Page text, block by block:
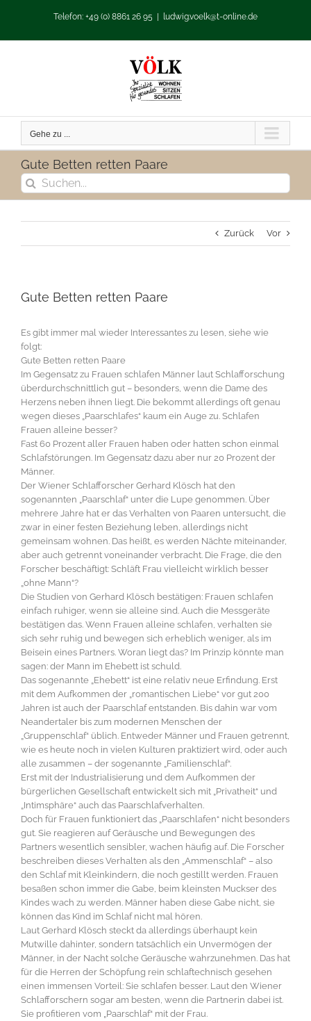
Telefon: +49 (0) 8861 26 95 ludwig.voelk@t-online.de
Gehe zu ...
Gute Betten retten Paare
Suche
nach:
Zurück Vor
Gute Betten retten Paare
Es gibt immer mal wieder Interessantes zu lesen, siehe wie
folgt:
Gute Betten retten Paare
Im Gegensatz zu Frauen schlafen Männer laut Schlafforschung
überdurchschnittlich gut – besonders, wenn die Dame des
Herzens neben ihnen liegt. Die bekommt allerdings oft genau
wegen dieses „Paarschlafes“ kaum ein Auge zu. Schlafen
Frauen alleine besser?
Fast 60 Prozent aller Frauen haben oder hatten schon einmal
Schlafstörungen. Im Gegensatz dazu aber nur 20 Prozent der
Männer.
Der Wiener Schlafforscher Gerhard Klösch hat den
sogenannten „Paarschlaf“ unter die Lupe genommen. Über
mehrere Jahre hat er das Verhalten von Paaren untersucht, die
zwar in einer festen Beziehung leben, allerdings nicht
gemeinsam wohnen. Das heißt, es werden Nächte miteinander,
aber auch getrennt voneinander verbracht. Die Frage, die den
Forscher beschäftigt: Schläft Frau vielleicht wirklich besser
„ohne Mann“?
Die Studien von Gerhard Klösch bestätigen: Frauen schlafen
einfach ruhiger, wenn sie alleine sind. Auch die Messgeräte
bestätigen das. Wenn Frauen alleine schlafen, verhalten sie
sich sehr ruhig und bewegen sich erheblich weniger, als im
Beisein eines Partners. Woran liegt das? Im Prinzip könnte man
sagen: der Mann im Ehebett ist schuld.
Das sogenannte „Ehebett“ ist eine relativ neue Erfindung. Erst
mit dem Aufkommen der „romantischen Liebe“ vor gut 200
Jahren ist auch der Paarschlaf entstanden. Bis dahin war vom
Neandertaler bis zum modernen Menschen der
„Gruppenschlaf“ üblich. Entweder Männer und Frauen getrennt,
wie es heute noch in vielen Kulturen praktiziert wird, oder auch
alle zusammen – der sogenannte „Familienschlaf“.
Erst mit der Industrialisierung und dem Aufkommen der
bürgerlichen Gesellschaft entwickelt sich mit „Privatheit“ und
„Intimsphäre“ auch das Paarschlafverhalten.
Doch für Frauen funktioniert das „Paarschlafen“ nicht besonders
gut. Sie reagieren auf Geräusche und Bewegungen des
Partners wesentlich sensibler, wachen häufig auf. Die Forscher
beschreiben dieses Verhalten als den „Ammenschlaf“ – also
den Schlaf mit Kleinkindern, die noch gestillt werden. Frauen
besaßen schon immer die Gabe, beim kleinsten Muckser des
Kindes wach zu werden. Männer haben diese Gabe nicht, sie
können das Kind im Schlaf nicht mal hören.
Laut Gerhard Klösch steckt da allerdings überhaupt kein
Mutwille dahinter, sondern tatsächlich ein Unvermögen der
Männer, in der Nacht solche Geräusche wahrzunehmen. Das hat
für die Herren der Schöpfung rein schlaftechnisch gesehen
einen immensen Vorteil: Sie schlafen besser. Laut den Wiener
Schlafforschern sogar am besten, wenn die Partnerin dabei ist.
Sie profitieren vom „Paarschlaf“ mit der Frau.